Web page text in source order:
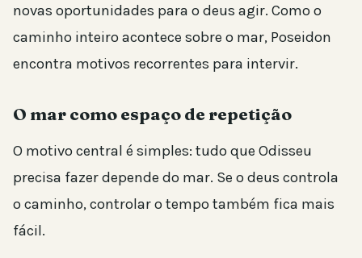
novas oportunidades para o deus agir. Como o
caminho inteiro acontece sobre o mar, Poseidon
encontra motivos recorrentes para intervir.
O mar como espaço de repetição
O motivo central é simples: tudo que Odisseu
precisa fazer depende do mar. Se o deus controla
o caminho, controlar o tempo também fica mais
fácil.